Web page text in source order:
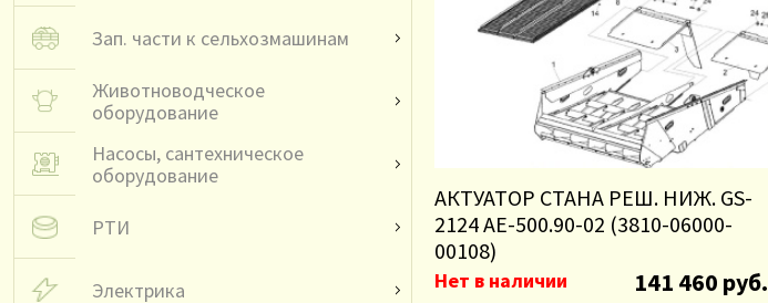
Зап. части к сельхозмашинам
Животноводческое
оборудование
Насосы, сантехническое
оборудование
РТИ
Электрика
АКТУАТОР СТАНА РЕШ. НИЖ. GS-
2124 AE-500.90-02 (3810-06000-
00108)
Нет в наличии 141 460 руб.